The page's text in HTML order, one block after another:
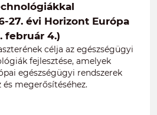
27. évi Horizont Európa
február 4.)
célja az egészségügyi
fejlesztése, amelyek
egészségügyi rendszerek
megerősítéséhez.